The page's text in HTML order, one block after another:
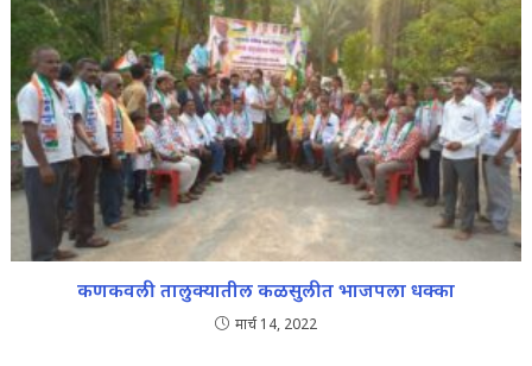
कणकवली तालुक्यातील कळसुलीत भाजपला धक्का
मार्च 14, 2022